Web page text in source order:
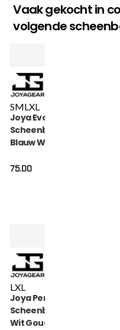
Vaak gekocht in
volgende
SMLXL
Joya Evolution
Scheenbeschermers
Blauw Wit
75.00
LXL
Joya Performance
Scheenbeschermers
Wit Goud